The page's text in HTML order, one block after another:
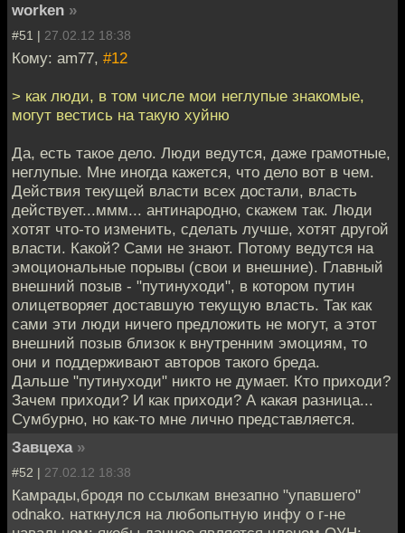
worken »
#51 | 27.02.12 18:38
Кому: am77, #12
> как люди, в том числе мои неглупые знакомые,
могут вестись на такую хуйню
Да, есть такое дело. Люди ведутся, даже грамотные,
неглупые. Мне иногда кажется, что дело вот в чем.
Действия текущей власти всех достали, власть
действует...ммм... антинародно, скажем так. Люди
хотят что-то изменить, сделать лучше, хотят другой
власти. Какой? Сами не знают. Потому ведутся на
эмоциональные порывы (свои и внешние). Главный
внешний позыв - "путинуходи", в котором путин
олицетворяет доставшую текущую власть. Так как
сами эти люди ничего предложить не могут, а этот
внешний позыв близок к внутренним эмоциям, то
они и поддерживают авторов такого бреда.
Дальше "путинуходи" никто не думает. Кто приходи?
Зачем приходи? И как приходи? А какая разница...
Сумбурно, но как-то мне лично представляется.
Завцеха »
#52 | 27.02.12 18:38
Камрады,бродя по ссылкам внезапно "упавшего"
odnako. наткнулся на любопытную инфу о г-не